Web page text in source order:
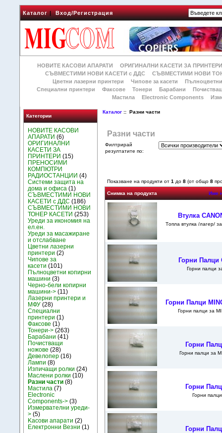
Каталог|Вход/Регистрация
НОВИТЕ КАСОВИ АПАРАТИ
ОРИГИНАЛНИ КАСЕТИ ЗА
СЪВМЕСТИМИ НОВИ КАСЕТИ с ДДС
СЪВМЕСТИМИ НОВИ
Цветни лазерни принтери
Чипове за касети
Специални принтери
Факсове Тонери Барабани
Мастила
Electronic Components
Категории
НОВИТЕ КАСОВИ
АПАРАТИ (6)
ОРИГИНАЛНИ
КАСЕТИ ЗА
ПРИНТЕРИ (15)
ПРЕНОСИМИ
КОМПЮТРИ
РАДИОСТАНЦИИ (4)
Системи защита на
дома и офиса (1)
СЪВМЕСТИМИ НОВИ
КАСЕТИ с ДДС (186)
СЪВМЕСТИМИ НОВИ
ТОНЕР КАСЕТИ (253)
Уреди за икономия на
ел.ен.
Уреди за масажиране
и отслабване
Цветни лазерни
принтери (2)
Чипове за
касети (101)
Пълноцветни копирни
машини (3)
Черно-бели копирни
машини-> (11)
Лазерни принтери и
МФУ (28)
Специални
принтери (1)
Факсове (1)
Тонери-> (263)
Барабани (41)
Почистващи
ножове (28)
Девелопер (16)
Лампи (8)
Изпичащи ролки (24)
Маслени ролки (10)
Разни части (8)
Мастила (7)
Electronic
Components-> (3)
Измервателни уреди-
> (5)
Kасови апарати (2)
Електронни Везни (1)
Каталог :: Разни части
Разни части
Филтрирай
резултатите по:
Показване на продукти от 1 до 8(от общо 8
Снимка на продукта Име
Втулка
Tопла втулка /лагер/
Горни Палци
Горни палци
Горни Палци
Горни палци за
Горни
Горни палци за
Горни
Горни
Горни